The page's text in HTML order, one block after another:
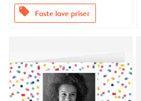
offers Faste lave priser